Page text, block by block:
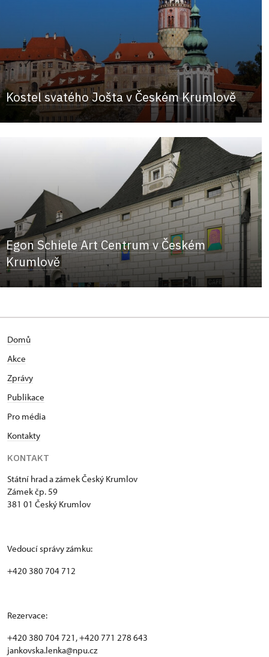
Kostel svatého Jošta v Českém Krumlově
Egon Schiele Art Centrum v Českém
Krumlově
Domů
Akce
Zprávy
Publikace
Pro média
Kontakty
KONTAKT
Státní hrad a zámek Český Krumlov
Zámek čp. 59
381 01 Český Krumlov
Vedoucí správy zámku:
+420 380 704 712
Rezervace:
+420 380 704 721, +420 771 278 643
jankovska.lenka@npu.cz